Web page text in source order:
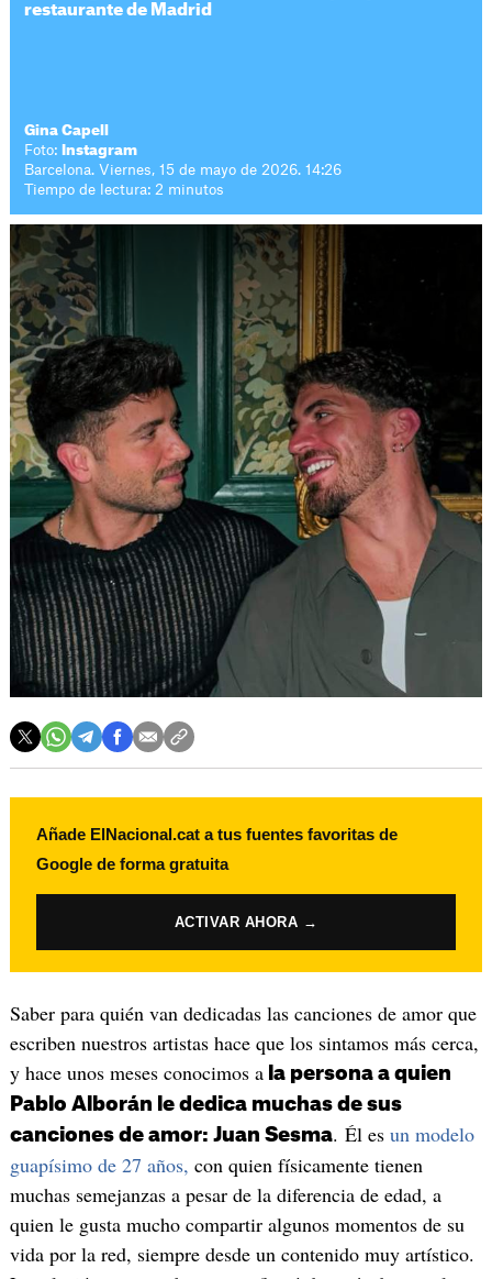
restaurante de Madrid
Gina Capell
Foto:
Instagram
Barcelona. Viernes, 15 de mayo de 2026. 14:26
Tiempo de lectura: 2 minutos
Añade ElNacional.cat a tus fuentes favoritas de
Google de forma gratuita
ACTIVAR AHORA →
Saber para quién van dedicadas las canciones de amor que
escriben nuestros artistas hace que los sintamos más cerca,
y hace unos meses conocimos ala persona a quien
Pablo Alborán le dedica muchas de sus
canciones de amor: Juan Sesma. Él es un modelo
guapísimo de 27 años, con quien físicamente tienen
muchas semejanzas a pesar de la diferencia de edad, a
quien le gusta mucho compartir algunos momentos de su
vida por la red, siempre desde un contenido muy artístico.